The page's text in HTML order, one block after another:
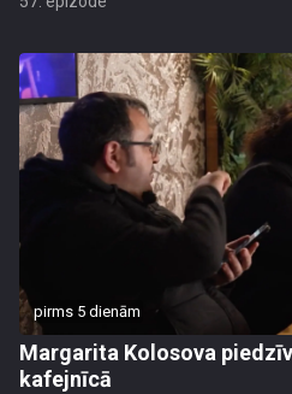
pirms 5 dienām
Margarita Kolosova
kafejnīcā